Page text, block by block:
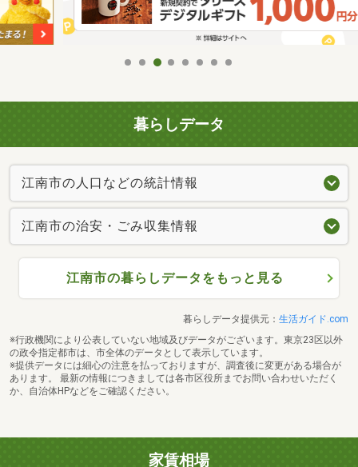
暮らしデータ
江南市の人口などの統計情報
江南市の治安・ごみ収集情報
江南市の暮らしデータをもっと見る
暮らしデータ提供元： 生活ガイド.com
※行政機関により公表していない地域及びデータがございます。東京23区以外
の政令指定都市は、市全体のデータとして表示しています。
※提供データには細心の注意を払っておりますが、調査後に変更がある場合が
あります。 最新の情報につきましては各市区役所までお問い合わせいただく
か、自治体HPなどをご確認ください。
家賃相場